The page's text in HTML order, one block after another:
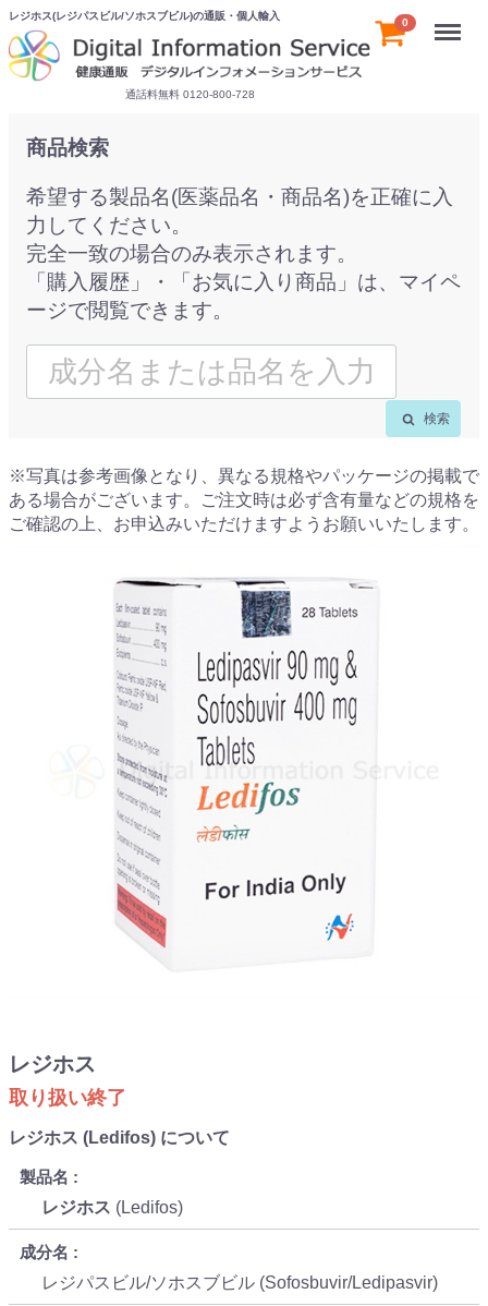
レジホス(レジパスビル/ソホスブビル)の通販・個人輸入
通話料無料 0120-800-728
0 Menu
商品検索
希望する製品名(医薬品名・商品名)を正確に入
力してください。
完全一致の場合のみ表示されます。
「購入履歴」・「お気に入り商品」は、マイペ
ージで閲覧できます。
検索
※写真は参考画像となり、異なる規格やパッケージの掲載で
ある場合がございます。ご注文時は必ず含有量などの規格を
ご確認の上、お申込みいただけますようお願いいたします。
レジホス
取り扱い終了
レジホス (Ledifos) について
製品名
レジホス (Ledifos)
成分名
レジパスビル/ソホスブビル (Sofosbuvir/Ledipasvir)